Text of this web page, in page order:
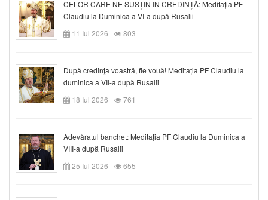
CELOR CARE NE SUSȚIN ÎN CREDINȚĂ: Meditația PF
Claudiu la Duminica a VI-a după Rusalii
11 Iul 2026
803
După credinţa voastră, fie vouă! Meditația PF Claudiu la
duminica a VII-a după Rusalii
18 Iul 2026
761
Adevăratul banchet: Meditația PF Claudiu la Duminica a
VIII-a după Rusalii
25 Iul 2026
655